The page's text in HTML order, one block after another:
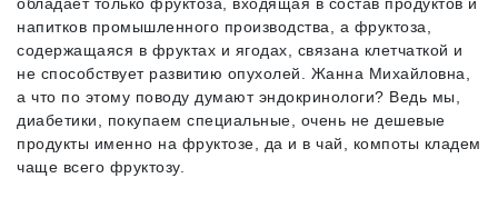
напитков промышленного производства, а фруктоза,
содержащаяся в фруктах и ягодах, связана клетчаткой и
не способствует развитию опухолей. Жанна Михайловна,
а что по этому поводу думают эндокринологи? Ведь мы,
диабетики, покупаем специальные, очень не дешевые
продукты именно на фруктозе, да и в чай, компоты кладем
чаще всего фруктозу.